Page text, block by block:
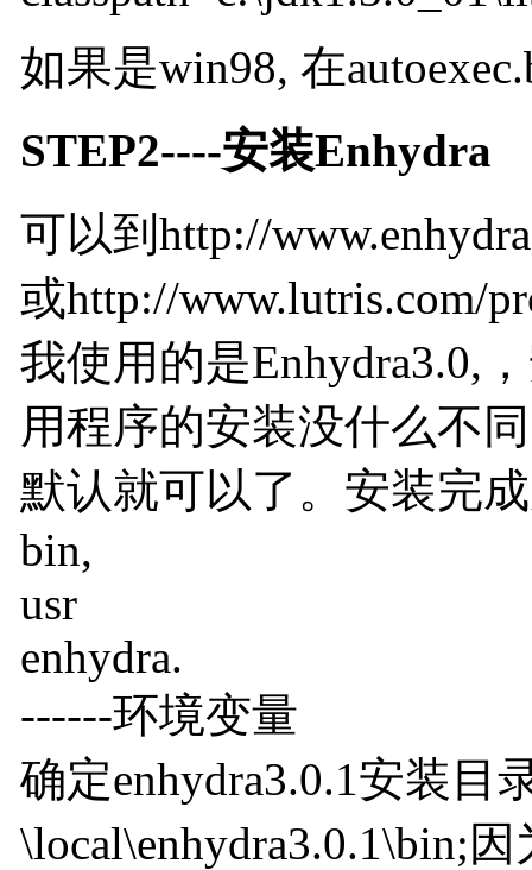
如果是win98, 在
STEP2----安装Enhydra
可以到http://
或http://www.lutris.com/
我使用的是Enhydra3.0,
用程序的安装没什么不
默认就可以了。安装完
bin,
usr
enhydra.
------环境变量
确定enhydra3.0.1安装目
\local\enhydra3.0.1\bin;